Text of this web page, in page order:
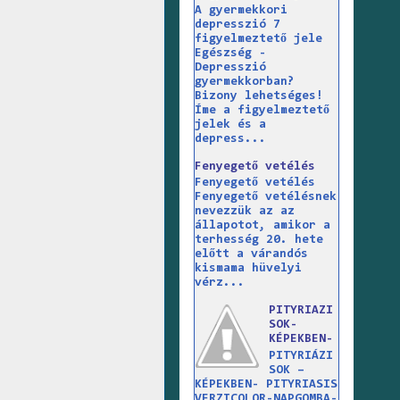
A gyermekkori
depresszió 7
figyelmeztető jele
Egészség -
Depresszió
gyermekkorban?
Bizony lehetséges!
Íme a figyelmeztető
jelek és a
depress...
Fenyegető vetélés
Fenyegető vetélés
Fenyegető vetélésnek
nevezzük az az
állapotot, amikor a
terhesség 20. hete
előtt a várandós
kismama hüvelyi
vérz...
PITYRIAZI
SOK-
KÉPEKBEN-
PITYRIÁZI
SOK –
KÉPEKBEN- PITYRIASIS